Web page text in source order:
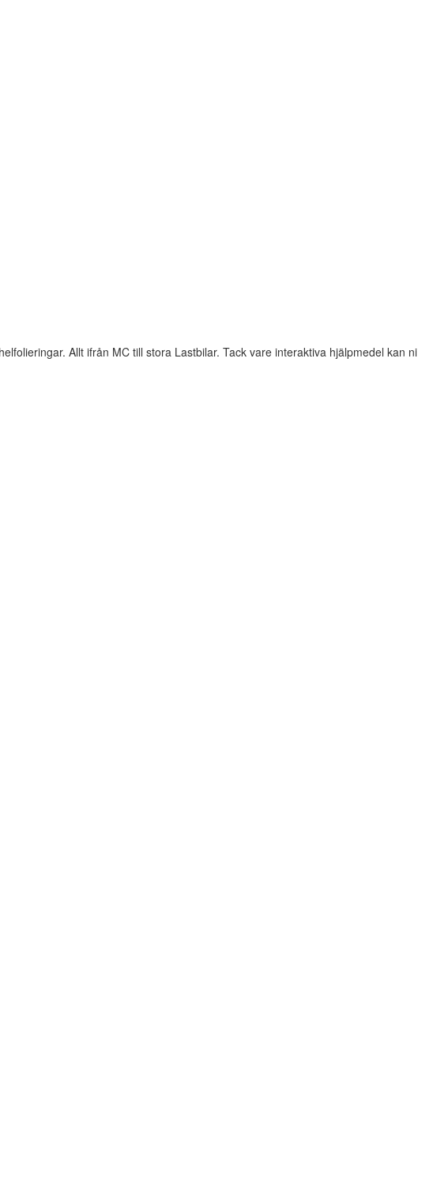
Allt ifrån MC till stora Lastbilar. Tack vare interaktiva hjälpmedel kan ni